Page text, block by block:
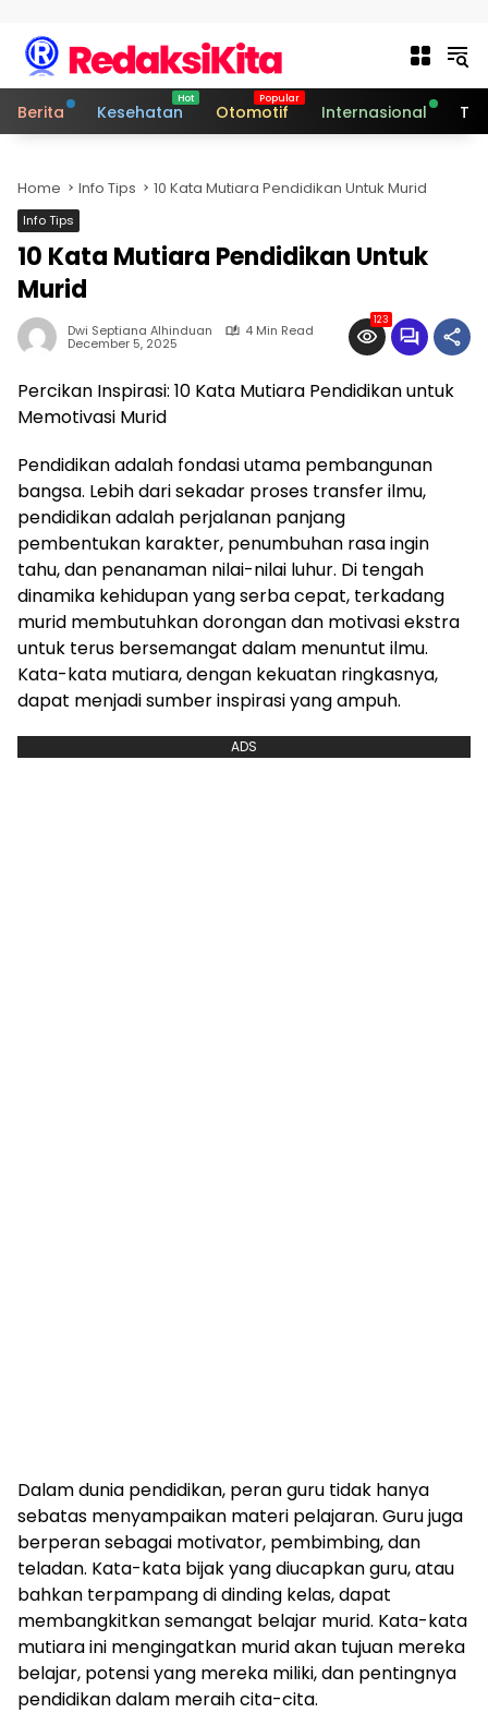
Berita Kesehatan Otomotif Internasional
Home Info Tips 10 Kata Mutiara Pendidikan Untuk Murid
Info Tips
10 Kata Mutiara Pendidikan Untuk
Murid
Dwi Septiana Alhinduan 4 Min Read
December 5, 2025
123
Percikan Inspirasi: 10 Kata Mutiara Pendidikan untuk
Memotivasi Murid
Pendidikan adalah fondasi utama pembangunan
bangsa. Lebih dari sekadar proses transfer ilmu,
pendidikan adalah perjalanan panjang
pembentukan karakter, penumbuhan rasa ingin
tahu, dan penanaman nilai-nilai luhur. Di tengah
dinamika kehidupan yang serba cepat, terkadang
murid membutuhkan dorongan dan motivasi ekstra
untuk terus bersemangat dalam menuntut ilmu.
Kata-kata mutiara, dengan kekuatan ringkasnya,
dapat menjadi sumber inspirasi yang ampuh.
ADS
Dalam dunia pendidikan, peran guru tidak hanya
sebatas menyampaikan materi pelajaran. Guru juga
berperan sebagai motivator, pembimbing, dan
teladan. Kata-kata bijak yang diucapkan guru, atau
bahkan terpampang di dinding kelas, dapat
membangkitkan semangat belajar murid. Kata-kata
mutiara ini mengingatkan murid akan tujuan mereka
belajar, potensi yang mereka miliki, dan pentingnya
pendidikan dalam meraih cita-cita.